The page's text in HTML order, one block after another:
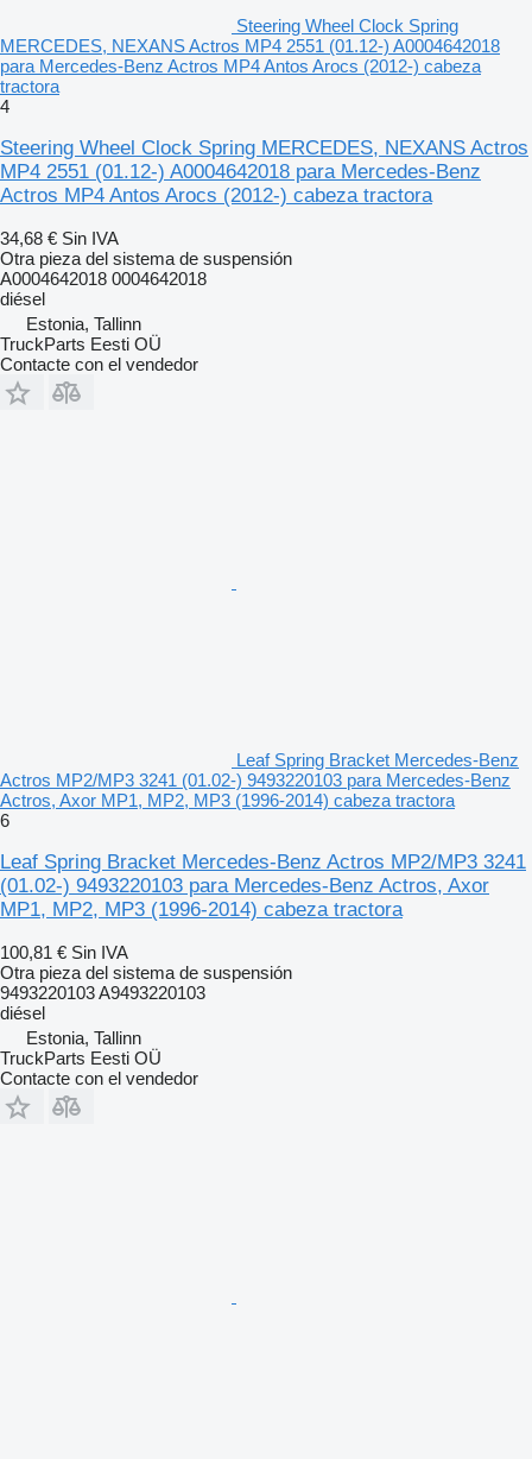
Steering Wheel Clock Spring
MERCEDES, NEXANS Actros MP4 2551 (01.12-) A0004642018
para Mercedes-Benz Actros MP4 Antos Arocs (2012-) cabeza
tractora
4
Steering Wheel Clock Spring MERCEDES, NEXANS Actros
MP4 2551 (01.12-) A0004642018 para Mercedes-Benz
Actros MP4 Antos Arocs (2012-) cabeza tractora
34,68 € Sin IVA
Otra pieza del sistema de suspensión
A0004642018 0004642018
diésel
Estonia, Tallinn
TruckParts Eesti OÜ
Contacte con el vendedor
Leaf Spring Bracket Mercedes-Benz
Actros MP2/MP3 3241 (01.02-) 9493220103 para Mercedes-Benz
Actros, Axor MP1, MP2, MP3 (1996-2014) cabeza tractora
6
Leaf Spring Bracket Mercedes-Benz Actros MP2/MP3 3241
(01.02-) 9493220103 para Mercedes-Benz Actros, Axor
MP1, MP2, MP3 (1996-2014) cabeza tractora
100,81 € Sin IVA
Otra pieza del sistema de suspensión
9493220103 A9493220103
diésel
Estonia, Tallinn
TruckParts Eesti OÜ
Contacte con el vendedor